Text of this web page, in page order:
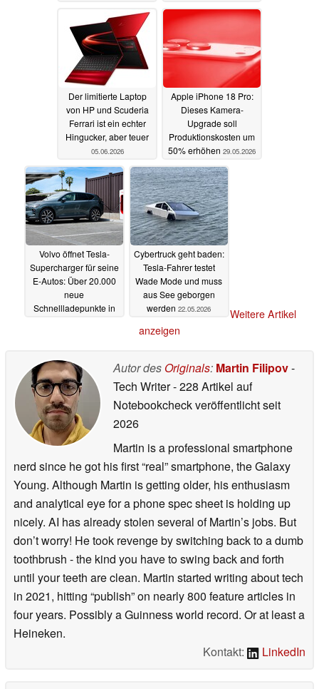
Der limitierte Laptop
von HP und Scuderia
Ferrari ist ein echter
Hingucker, aber teuer
05.06.2026
Apple iPhone 18 Pro:
Dieses Kamera-
Upgrade soll
Produktionskosten um
50% erhöhen 29.05.2026
Volvo öffnet Tesla-
Supercharger für seine
E-Autos: Über 20.000
neue
Schnellladepunkte in
Cybertruck geht baden:
Tesla-Fahrer testet
Wade Mode und muss
aus See geborgen
werden 22.05.2026
Weitere Artikel
anzeigen
Autor des Originals: Martin Filipov-
Tech Writer- 228 Artikel auf
Notebookcheck veröffentlichtseit
2026
Martin is a professional smartphone
nerd since he got his first “real” smartphone, the Galaxy
Young. Although Martin is getting older, his enthusiasm
and analytical eye for a phone spec sheet is holding up
nicely. AI has already stolen several of Martin’s jobs. But
don’t worry! He took revenge by switching back to a dumb
toothbrush - the kind you have to swing back and forth
until your teeth are clean. Martin started writing about tech
in 2021, hitting “publish” on nearly 800 feature articles in
four years. Possibly a Guinness world record. Or at least a
Heineken.
Kontakt:
LinkedIn